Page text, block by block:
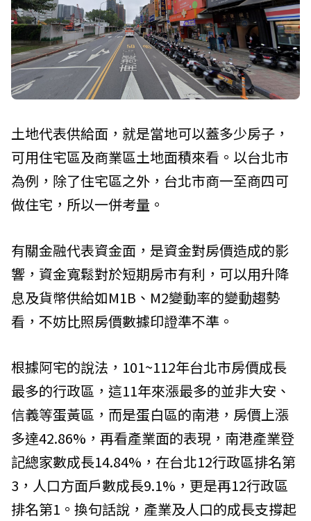
土地代表供給面，就是當地可以蓋多少房子，
可用住宅區及商業區土地面積來看。以台北市
為例，除了住宅區之外，台北市商一至商四可
做住宅，所以一併考量。
有關金融代表資金面，是資金對房價造成的影
響，資金寬鬆對於短期房市有利，可以用升降
息及貨幣供給如M1B、M2變動率的變動趨勢
看，不妨比照房價數據印證準不準。
根據阿宅的說法，101~112年台北市房價成長
最多的行政區，這11年來漲最多的並非大安、
信義等蛋黃區，而是蛋白區的南港，房價上漲
多達42.86%，再看產業面的表現，南港產業登
記總家數成長14.84%，在台北12行政區排名第
3，人口方面戶數成長9.1%，更是再12行政區
排名第1。換句話說，產業及人口的成長支撐起